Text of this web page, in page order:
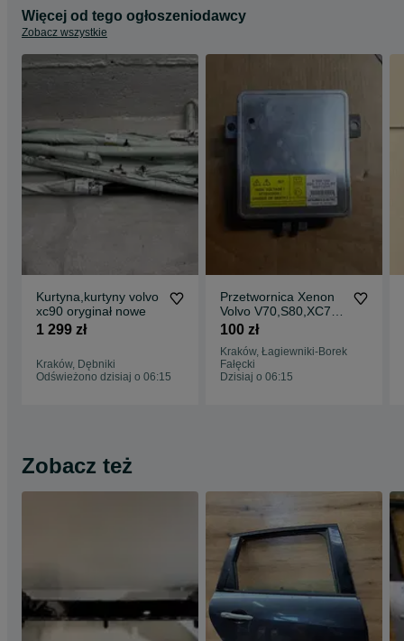
Więcej od tego ogłoszeniodawcy
Zobacz wszystkie
Kurtyna,kurtyny volvo
xc90 oryginał nowe
1 299 zł
Kraków, Dębniki
Odświeżono dzisiaj o 06:15
Przetwornica Xenon
Volvo V70,S80,XC70
2008 do 2016
100 zł
Kraków, Łagiewniki-Borek
Fałęcki
Dzisiaj o 06:15
Zobacz też